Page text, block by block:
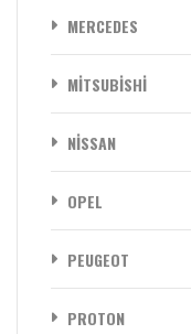
MERCEDES
MİTSUBİSHİ
NİSSAN
OPEL
PEUGEOT
PROTON